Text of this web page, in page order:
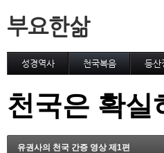
부요한삶
성경역사 천국복음 등산
천국은 확실
유권사의 천국 간증 영상 제1편